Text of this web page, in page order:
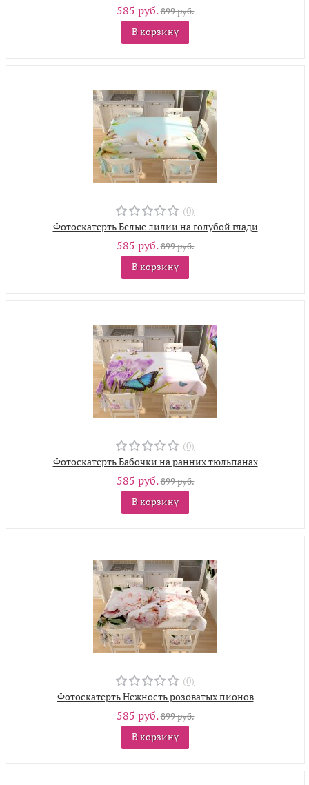
585 руб.899 руб.
В корзину
(0)
Фотоскатерть Белые лилии на голубой глади
585 руб.899 руб.
В корзину
(0)
Фотоскатерть Бабочки на ранних тюльпанах
585 руб.899 руб.
В корзину
(0)
Фотоскатерть Нежность розоватых пионов
585 руб.899 руб.
В корзину